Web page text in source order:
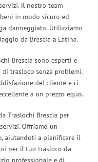
Il nostro team
in modo sicuro ed
danneggiato. Utilizziamo
da Brescia a Latina.
Brescia sono esperti e
trasloco senza problemi.
del cliente e ci
a un prezzo equo.
Traslochi Brescia per
Offriamo un
aiutandoti a pianificare il
per il tuo trasloco da
professionale e di